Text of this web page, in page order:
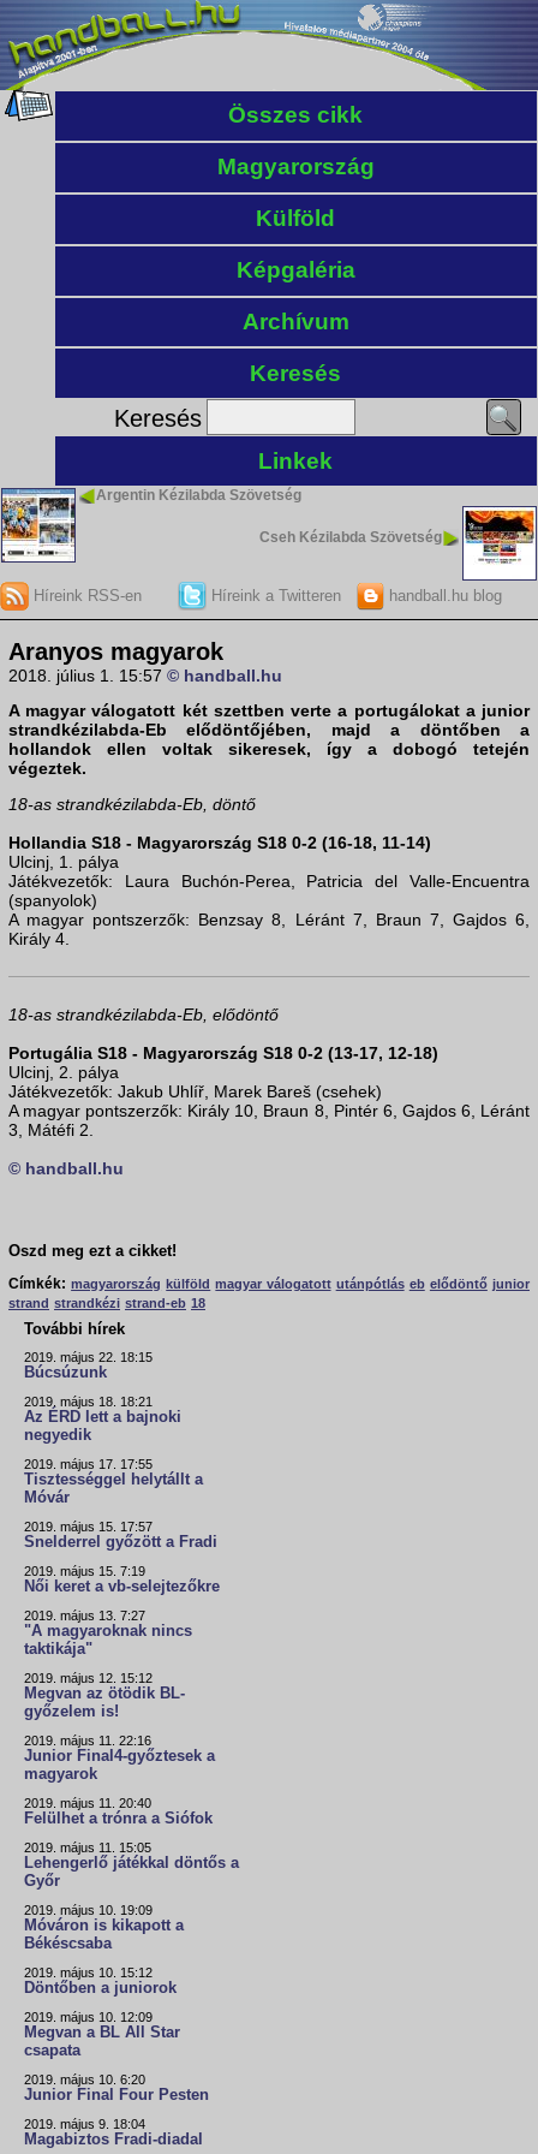
Összes cikk
Magyarország
Külföld
Képgaléria
Archívum
Keresés
Keresés
Linkek
Argentin Kézilabda Szövetség
Cseh Kézilabda Szövetség
Híreink RSS-en Híreink a Twitteren handball.hu blog
Aranyos magyarok
2018. július 1. 15:57 © handball.hu
A magyar válogatott két szettben verte a portugálokat a junior
strandkézilabda-Eb elődöntőjében, majd a döntőben a
hollandok ellen voltak sikeresek, így a dobogó tetején
végeztek.
18-as strandkézilabda-Eb, döntő
Hollandia S18 - Magyarország S18 0-2 (16-18, 11-14)
Ulcinj, 1. pálya
Játékvezetők: Laura Buchón-Perea, Patricia del Valle-Encuentra
(spanyolok)
A magyar pontszerzők: Benzsay 8, Léránt 7, Braun 7, Gajdos 6,
Király 4.
18-as strandkézilabda-Eb, elődöntő
Portugália S18 - Magyarország S18 0-2 (13-17, 12-18)
Ulcinj, 2. pálya
Játékvezetők: Jakub Uhlíř, Marek Bareš (csehek)
A magyar pontszerzők: Király 10, Braun 8, Pintér 6, Gajdos 6, Léránt
3, Mátéfi 2.
© handball.hu
Oszd meg ezt a cikket!
Címkék: magyarország külföld magyar válogatott utánpótlás eb elődöntő junior
strand strandkézi strand-eb 18
További hírek
2019. május 22. 18:15
Búcsúzunk
2019. május 18. 18:21
Az ÉRD lett a bajnoki
negyedik
2019. május 17. 17:55
Tisztességgel helytállt a
Móvár
2019. május 15. 17:57
Snelderrel győzött a Fradi
2019. május 15. 7:19
Női keret a vb-selejtezőkre
2019. május 13. 7:27
"A magyaroknak nincs
taktikája"
2019. május 12. 15:12
Megvan az ötödik BL-
győzelem is!
2019. május 11. 22:16
Junior Final4-győztesek a
magyarok
2019. május 11. 20:40
Felülhet a trónra a Siófok
2019. május 11. 15:05
Lehengerlő játékkal döntős a
Győr
2019. május 10. 19:09
Móváron is kikapott a
Békéscsaba
2019. május 10. 15:12
Döntőben a juniorok
2019. május 10. 12:09
Megvan a BL All Star
csapata
2019. május 10. 6:20
Junior Final Four Pesten
2019. május 9. 18:04
Magabiztos Fradi-diadal